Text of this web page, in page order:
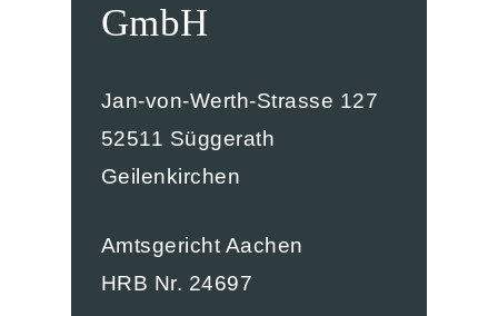
GmbH
Jan-von-Werth-Strasse 127
52511 Süggerath
Geilenkirchen
Amtsgericht Aachen
HRB Nr. 24697